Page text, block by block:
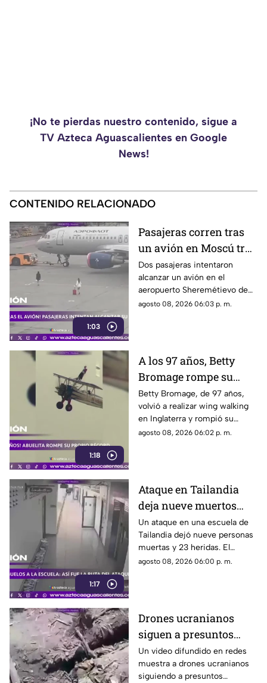
¡No te pierdas nuestro contenido, sigue a
TV Azteca Aguascalientes en Google
News!
CONTENIDO RELACIONADO
1:03
Pasajeras corren tras
un avión en Moscú tras
llegar tarde a su vuelo
Dos pasajeras intentaron
alcanzar un avión en el
aeropuerto Sheremétievo de
Moscú tras llegar tarde a su
agosto 08, 2026 06:03 p. m.
1:18
A los 97 años, Betty
Bromage rompe su
propio récord Guinness
en las alturas
Betty Bromage, de 97 años,
volvió a realizar wing walking
en Inglaterra y rompió su
propio récord Guinness tras
agosto 08, 2026 06:02 p. m.
1:17
Ataque en Tailandia
deja nueve muertos
tras agresión en una
escuela
Un ataque en una escuela de
Tailandia dejó nueve personas
muertas y 23 heridas. El
presunto agresor, de 14 años,
agosto 08, 2026 06:00 p. m.
Drones ucranianos
siguen a presuntos
soldados rusos durante
varias horas
Un video difundido en redes
muestra a drones ucranianos
siguiendo a presuntos